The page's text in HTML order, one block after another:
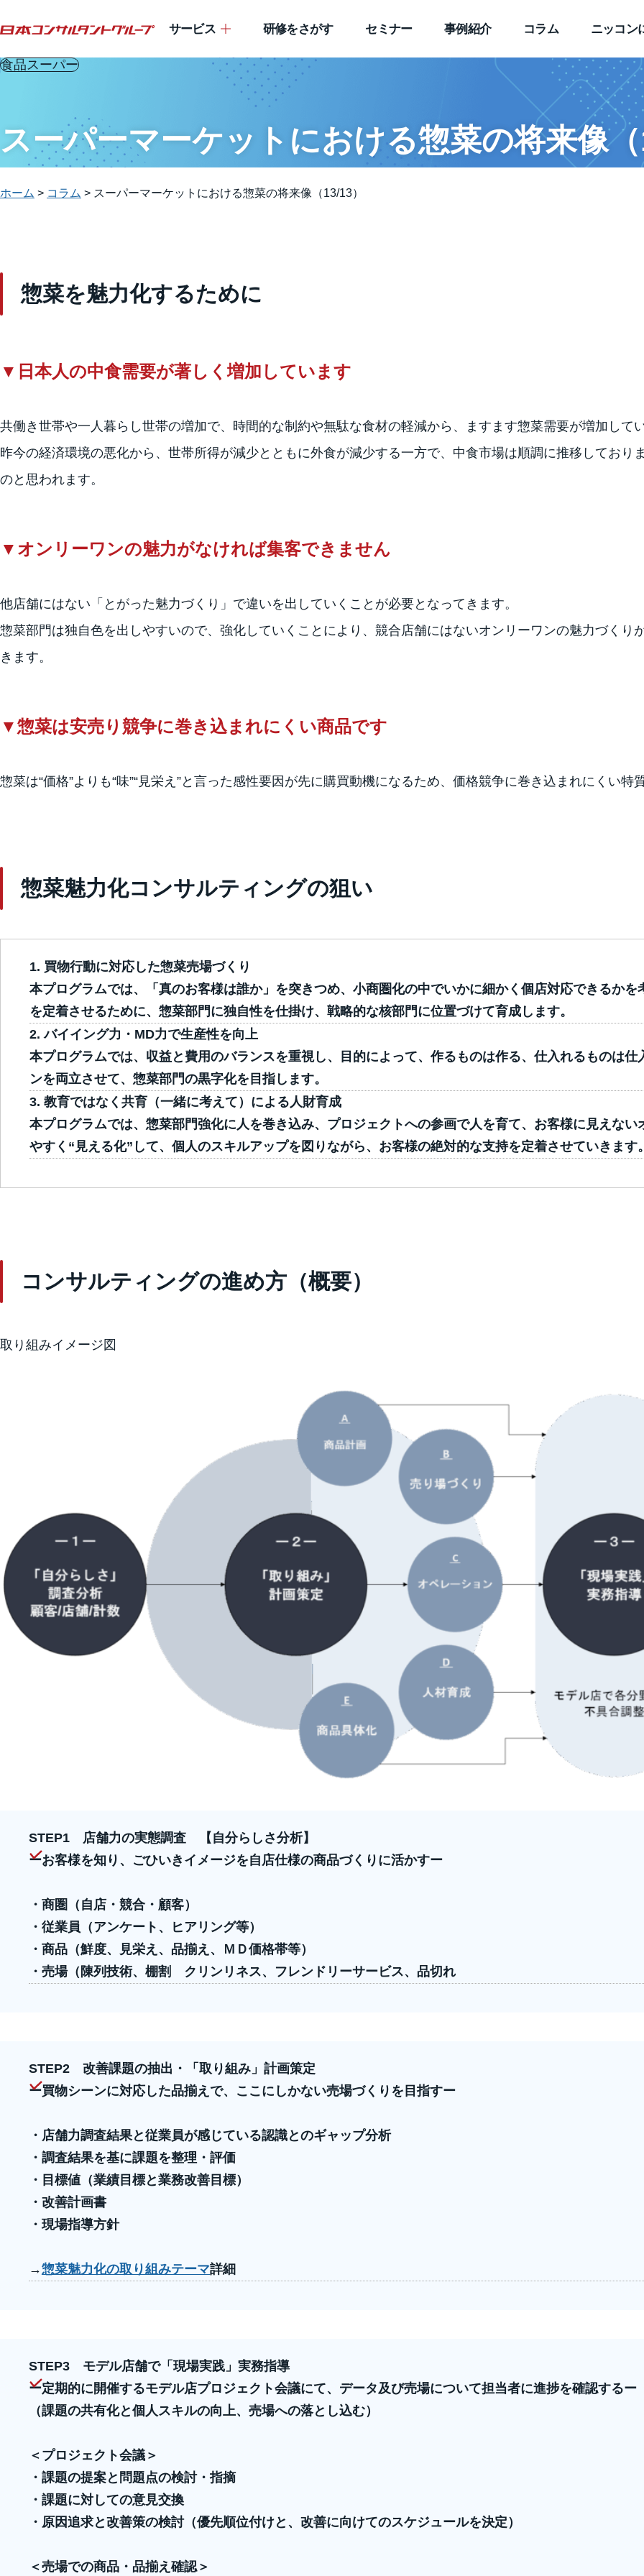
サービス 研修をさがす セミナー 事例紹介 コラム ニッコン
食品スーパー
スーパーマーケットにおける惣菜の将来像
ホーム > コラム > スーパーマーケットにおける惣菜の将来像（13/13）
惣菜を魅力化するために
▼ 日本人の中食需要が著しく増加しています
共働き世帯や一人暮らし世帯の増加で、時間的な制約や無駄な食材の軽減から、ますます惣菜需要が増加してい
昨今の経済環境の悪化から、世帯所得が減少とともに外食が減少する一方で、中食市場は順調に推移しており
のと思われます。
▼ オンリーワンの魅力がなければ集客できません
他店舗にはない「とがった魅力づくり」で違いを出していくことが必要となってきます。
惣菜部門は独自色を出しやすいので、強化していくことにより、競合店舗にはないオンリーワンの魅力づくり
きます。
▼惣菜は安売り競争に巻き込まれにくい商品です
惣菜は“価格”よりも“味”“見栄え”と言った感性要因が先に購買動機になるため、価格競争に巻き込まれにくい特
惣菜魅力化コンサルティングの狙い
買物行動に対応した惣菜売場づくり
本プログラムでは、「真のお客様は誰か」を突きつめ、小商圏化の中でいかに細かく個店対応できるか
を定着させるために、惣菜部門に独自性を仕掛け、戦略的な核部門に位置づけて育成します。
バイイング力・MD力で生産性を向上
本プログラムでは、収益と費用のバランスを重視し、目的によって、作るものは作る、仕入れるものは仕
ンを両立させて、惣菜部門の黒字化を目指します。
教育ではなく共育（一緒に考えて）による人財育成
本プログラムでは、惣菜部門強化に人を巻き込み、プロジェクトへの参画で人を育て、お客様に見えない
やすく“見える化”して、個人のスキルアップを図りながら、お客様の絶対的な支持を定着させていきます。
コンサルティングの進め方（概要）
取り組みイメージ図
STEP1 店舗力の実態調査 【自分らしさ分析】
ーお客様を知り、ごひいきイメージを自店仕様の商品づくりに活かすー
・商圏（自店・競合・顧客）
・従業員（アンケート、ヒアリング等）
・商品（鮮度、見栄え、品揃え、ＭＤ価格帯等）
・売場（陳列技術、棚割 クリンリネス、フレンドリーサービス、品切れ
STEP2 改善課題の抽出・「取り組み」計画策定
ー買物シーンに対応した品揃えで、ここにしかない売場づくりを目指すー
・店舗力調査結果と従業員が感じている認識とのギャップ分析
・調査結果を基に課題を整理・評価
・目標値（業績目標と業務改善目標）
・改善計画書
・現場指導方針
→惣菜魅力化の取り組みテーマ詳細
STEP3 モデル店舗で「現場実践」実務指導
ー定期的に開催するモデル店プロジェクト会議にて、データ及び売場について担当者に進捗を確認するー
（課題の共有化と個人スキルの向上、売場への落とし込む）
＜プロジェクト会議＞
・課題の提案と問題点の検討・指摘
・課題に対しての意見交換
・原因追求と改善策の検討（優先順位付けと、改善に向けてのスケジュールを決定）
＜売場での商品・品揃え確認＞